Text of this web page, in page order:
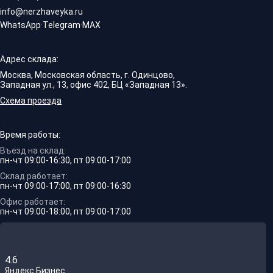
info@nerzhaveyka.ru
WhatsApp·Telegram·MAX
Адрес склада:
Москва, Московская область, г. Одинцово,
Западная ул., 13, офис 402, БЦ «Западная 13».
Схема проезда
Время работы:
Въезд на склад:
пн-чт 09:00-16:30, пт 09:00-17:00
Склад работает:
пн-чт 09:00-17:00, пт 09:00-16:30
Офис работает:
пн-чт 09:00-18:00, пт 09:00-17:00
4.6
Яндекс.Бизнес